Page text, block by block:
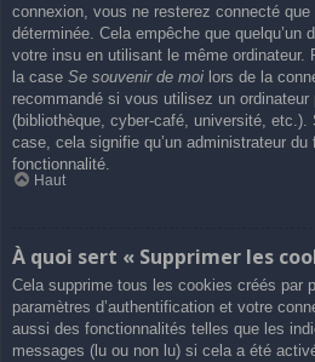
connexion, vous ne resterez connecté que
déterminée. Cela empêche que quelqu’un
votre insu en utilisant le même ordinateur.
la case Se souvenir de moi lors de la
recommandé si vous utilisez un
(bibliothèque, cyber-café, université,
case, cela signifie qu’un administrateur
fonctionnalité.
Haut
À quoi sert « Supprimer les
Cela supprime tous les cookies créés par
paramètres d’authentification et votre
aussi des fonctionnalités telles que les
messages (lu ou non lu) si cela a été